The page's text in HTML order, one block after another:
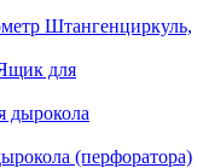
Штангенциркуль,
для
(перфоратора)